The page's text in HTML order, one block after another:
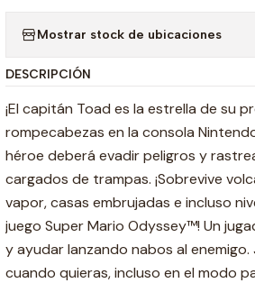
Mostrar stock de ubicaciones
DESCRIPCIÓN
¡El capitán Toad es la estrella de su
rompecabezas en la consola
héroe deberá evadir peligros y
cargados de trampas. ¡Sobrevive
vapor, casas embrujadas e incluso
juego Super Mario Odyssey™! Un
y ayudar lanzando nabos al
cuando quieras, incluso en el modo